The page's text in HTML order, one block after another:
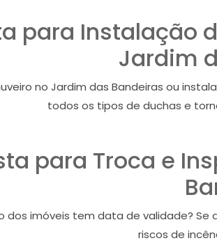
para Instalação
Jardim
no Jardim das Bandeiras ou
todos os tipos de duchas e
para Troca e
dos imóveis tem data de validade?
riscos de